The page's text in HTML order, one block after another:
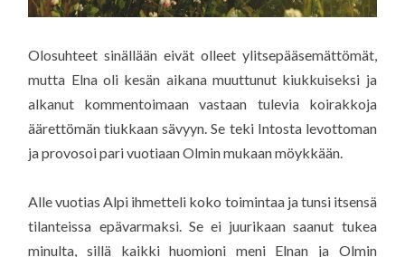
Olosuhteet sinällään eivät olleet ylitsepääsemättömät,
mutta Elna oli kesän aikana muuttunut kiukkuiseksi ja
alkanut kommentoimaan vastaan tulevia koirakkoja
äärettömän tiukkaan sävyyn. Se teki Intosta levottoman
ja provosoi pari vuotiaan Olmin mukaan möykkään.
Alle vuotias Alpi ihmetteli koko toimintaa ja tunsi itsensä
tilanteissa epävarmaksi. Se ei juurikaan saanut tukea
minulta, sillä kaikki huomioni meni Elnan ja Olmin